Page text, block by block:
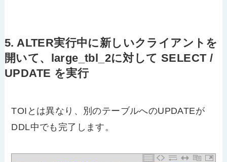
5. ALTER実行中に新しいクライアントを
開いて、large_tbl_2に対して SELECT /
UPDATE を実行
TOIとは異なり、別のテーブルへのUPDATEが
DDL中でも完了します。